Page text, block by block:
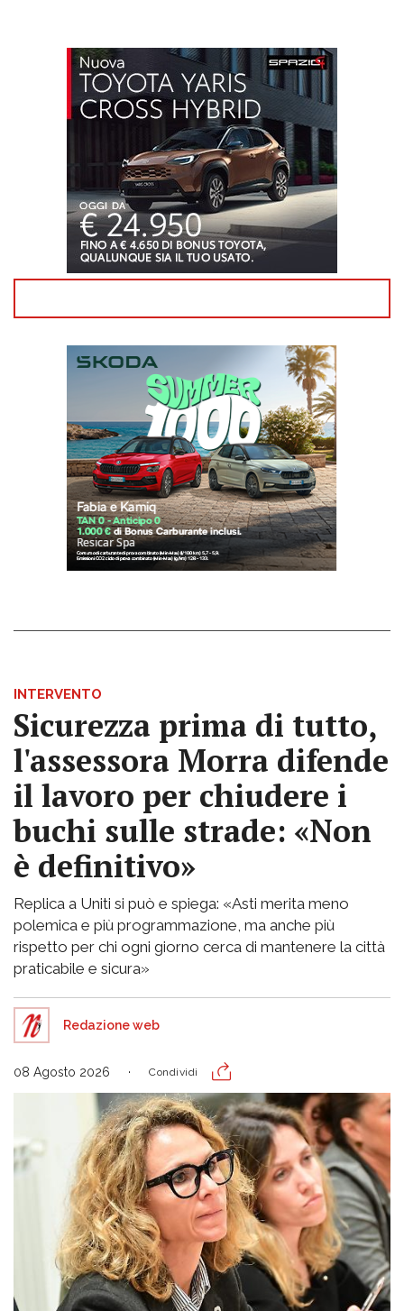
INTERVENTO
Sicurezza prima di tutto,
l'assessora Morra difende
il lavoro per chiudere i
buchi sulle strade: «Non
è definitivo»
Replica a Uniti si può e spiega: «Asti merita meno
polemica e più programmazione, ma anche più
rispetto per chi ogni giorno cerca di mantenere la città
praticabile e sicura»
Redazione web
08 Agosto 2026 Condividi